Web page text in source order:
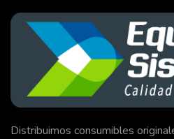
Distribuimos consumibles